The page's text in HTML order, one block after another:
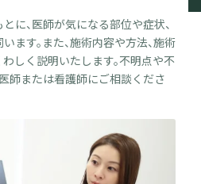
に、医師が気になる部位や症状、
ます。また、施術内容や方法、施術
しく説明いたします。不明点や不
師または看護師にご相談くださ